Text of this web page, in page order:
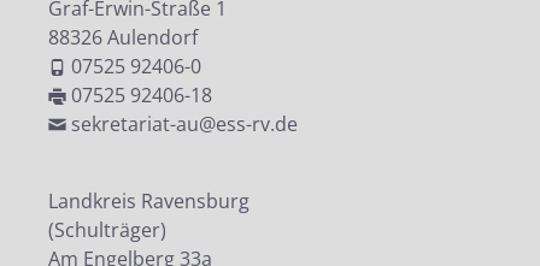
Graf-Erwin-Straße 1
88326 Aulendorf
07525 92406-0
07525 92406-18
sekretariat-au@ess-rv.de
Landkreis Ravensburg
(Schulträger)
Am Engelberg 33a